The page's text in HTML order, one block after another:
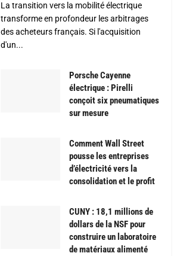
La transition vers la mobilité électrique
transforme en profondeur les arbitrages
des acheteurs français. Si l'acquisition
d'un...
Porsche Cayenne
électrique : Pirelli
conçoit six pneumatiques
sur mesure
Comment Wall Street
pousse les entreprises
d’électricité vers la
consolidation et le profit
CUNY : 18,1 millions de
dollars de la NSF pour
construire un laboratoire
de matériaux alimenté